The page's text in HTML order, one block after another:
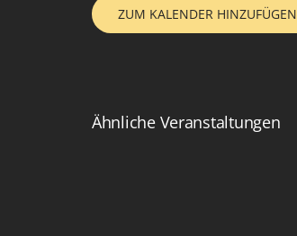
ZUM KALENDER HINZUFÜGEN
Ähnliche Veranstaltungen